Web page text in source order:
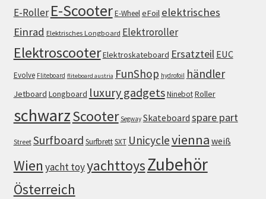
E-Roller E-ScooterE-WheeleFoil elektrisches
Einrad Elektrisches Longboard Elektroroller
ElektroscooterElektroskateboard Ersatzteil EUC
Evolve Fliteboard fliteboard austria FunShop hydrofoil händler
Jetboard Longboard luxury gadgetsNinebotRoller
schwarzScooter Segway Skateboard spare part
Street Surfboard SurfbrettSXT Unicyclevienna weiß
Wien yacht toyyachttoysZubehör
Österreich